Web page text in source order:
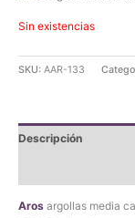
Sin existencias
SKU: AAR-133
Descripción
Aros argollas media